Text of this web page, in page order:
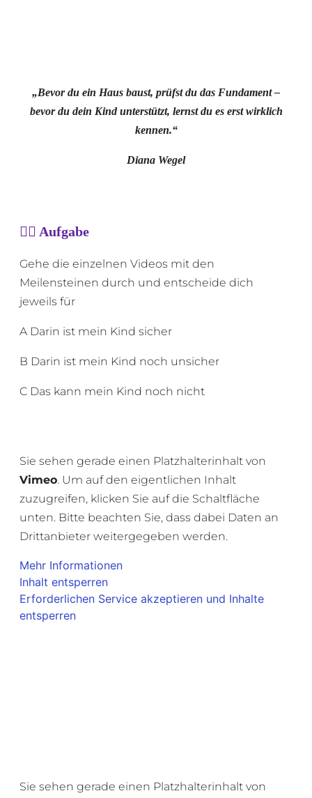
„Bevor du ein Haus baust, prüfst du das Fundament –
bevor du dein Kind unterstützt, lernst du es erst wirklich
kennen.“
Diana Wegel
✍🏼 Aufgabe
Gehe die einzelnen Videos mit den
Meilensteinen durch und entscheide dich
jeweils für
A Darin ist mein Kind sicher
B Darin ist mein Kind noch unsicher
C Das kann mein Kind noch nicht
Sie sehen gerade einen Platzhalterinhalt von
Vimeo. Um auf den eigentlichen Inhalt
zuzugreifen, klicken Sie auf die Schaltfläche
unten. Bitte beachten Sie, dass dabei Daten an
Drittanbieter weitergegeben werden.
Mehr Informationen
Inhalt entsperren
Erforderlichen Service akzeptieren und Inhalte
entsperren
Sie sehen gerade einen Platzhalterinhalt von